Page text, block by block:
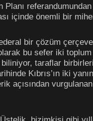
Planı
içinde önemli bir
bir çözüm
bu sefer iki
taraflar
Kıbrıs’ın iki
açısından